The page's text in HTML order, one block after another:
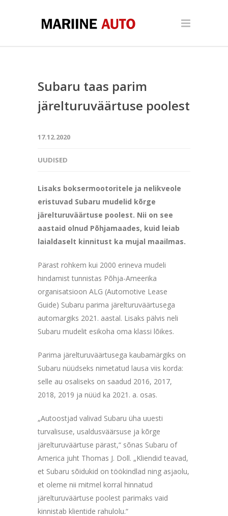
Subaru taas parim
järelturuväärtuse poolest
17.12.2020
UUDISED
Lisaks boksermootoritele ja nelikveole
eristuvad Subaru mudelid kõrge
järelturuväärtuse poolest. Nii on see
aastaid olnud Põhjamaades, kuid leiab
laialdaselt kinnitust ka mujal maailmas.
Pärast rohkem kui 2000 erineva mudeli
hindamist tunnistas Põhja-Ameerika
organisatsioon ALG (Automotive Lease
Guide) Subaru parima järelturuväärtusega
automargiks 2021. aastal. Lisaks pälvis neli
Subaru mudelit esikoha oma klassi lõikes.
Parima järelturuväärtusega kaubamärgiks on
Subaru nüüdseks nimetatud lausa viis korda:
selle au osaliseks on saadud 2016, 2017,
2018, 2019 ja nüüd ka 2021. a. osas.
„Autoostjad valivad Subaru üha uuesti
turvalisuse, usaldusväärsuse ja kõrge
järelturuväärtuse pärast,“ sõnas Subaru of
America juht Thomas J. Doll. „Kliendid teavad,
et Subaru sõidukid on töökindlad ning asjaolu,
et oleme nii mitmel korral hinnatud
järelturuväärtuse poolest parimaks vaid
kinnistab klientide rahulolu.“